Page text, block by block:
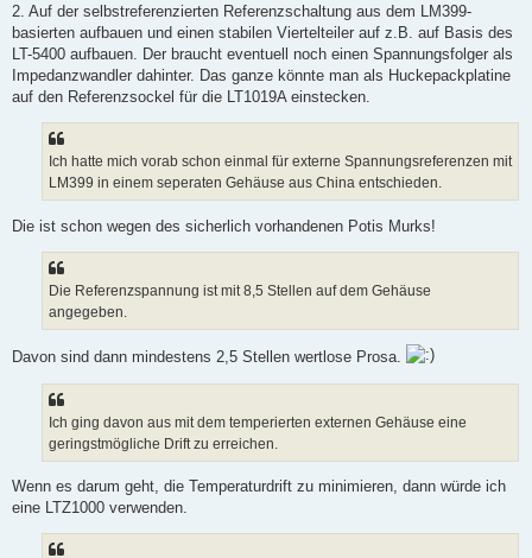
2. Auf der selbstreferenzierten Referenzschaltung aus dem LM399-
basierten aufbauen und einen stabilen Viertelteiler auf z.B. auf Basis des
LT-5400 aufbauen. Der braucht eventuell noch einen Spannungsfolger als
Impedanzwandler dahinter. Das ganze könnte man als Huckepackplatine
auf den Referenzsockel für die LT1019A einstecken.
Ich hatte mich vorab schon einmal für externe Spannungsreferenzen mit
LM399 in einem seperaten Gehäuse aus China entschieden.
Die ist schon wegen des sicherlich vorhandenen Potis Murks!
Die Referenzspannung ist mit 8,5 Stellen auf dem Gehäuse
angegeben.
Davon sind dann mindestens 2,5 Stellen wertlose Prosa.
Ich ging davon aus mit dem temperierten externen Gehäuse eine
geringstmögliche Drift zu erreichen.
Wenn es darum geht, die Temperaturdrift zu minimieren, dann würde ich
eine LTZ1000 verwenden.